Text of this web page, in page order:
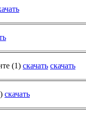
(1) скачать скачать
скачать